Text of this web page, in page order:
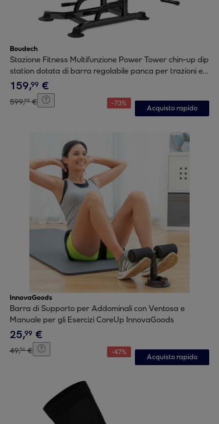
Boudech
Stazione Fitness Multifunzione Power Tower chin-up dip
station dotata di barra regolabile panca per trazioni e
addominali
159,99 €
599,99 € -73%
Acquisto rapido
InnovaGoods
Barra di Supporto per Addominali con Ventosa e
Manuale per gli Esercizi CoreUp InnovaGoods
25,99 €
49,56 € -47%
Acquisto rapido